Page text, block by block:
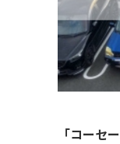
「コーセ